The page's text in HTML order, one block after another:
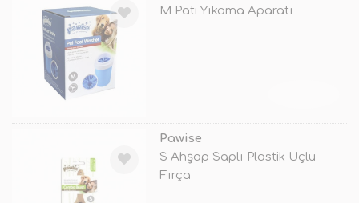
M Pati Yıkama Aparatı
Pawise
S Ahşap Saplı Plastik Uçlu
Fırça